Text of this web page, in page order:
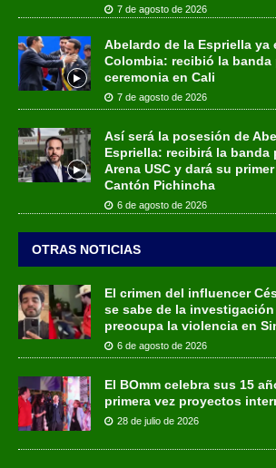
7 de agosto de 2026
Abelardo de la Espriella ya
Colombia: recibió la banda
ceremonia en Cali
7 de agosto de 2026
Así será la posesión de
Espriella: recibirá la banda
Arena USC y dará su
Cantón Pichincha
6 de agosto de 2026
OTRAS NOTICIAS
El crimen del influencer
se sabe de la
preocupa la violencia en
6 de agosto de 2026
El BOmm celebra sus 15
primera vez proyectos
28 de julio de 2026